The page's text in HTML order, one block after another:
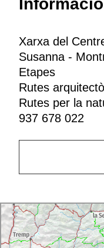
Xarxa del
Susanna -
Etapes
Rutes
Rutes per la
937 678 022